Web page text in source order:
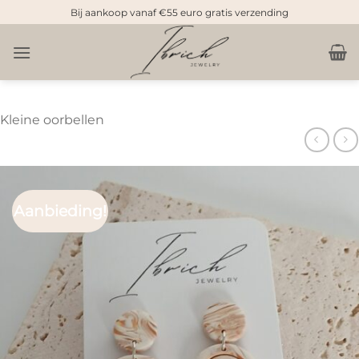
naar
inhoud
Bij aankoop vanaf €55 euro gratis verzending
Kleine oorbellen
Aanbieding!